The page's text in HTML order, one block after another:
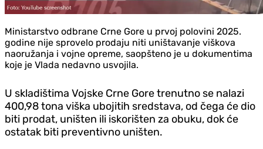
Ministarstvo odbrane Crne Gore u prvoj polovini 2025.
godine nije sprovelo prodaju niti uništavanje viškova
naoružanja i vojne opreme, saopšteno je u dokumentima
koje je Vlada nedavno usvojila.
U skladištima Vojske Crne Gore trenutno se nalazi
400,98 tona viška ubojitih sredstava, od čega će dio
biti prodat, uništen ili iskorišten za obuku, dok će
ostatak biti preventivno uništen.